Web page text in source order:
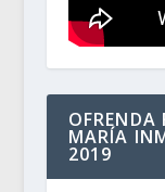
MARÍA
2019